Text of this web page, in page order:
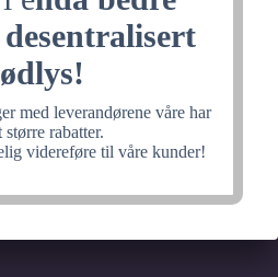
med leverandørene våre har
rabatter.
videreføre til våre kunder!
velkommen
senere.